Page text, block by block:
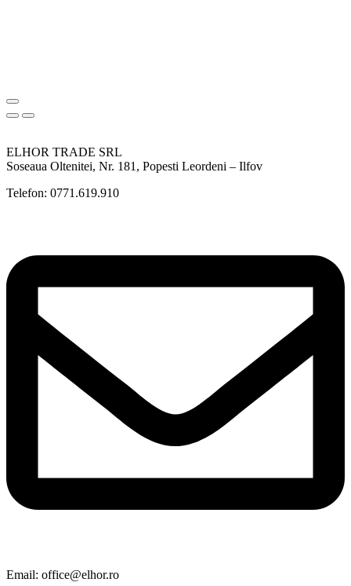
ELHOR TRADE SRL
Soseaua Oltenitei, Nr. 181, Popesti Leordeni – Ilfov
Telefon: 0771.619.910
Email: office@elhor.ro